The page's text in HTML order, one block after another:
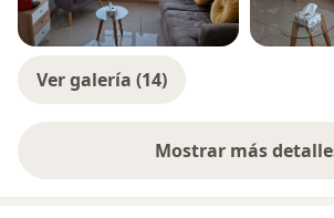
Ver galería (14)
Mostrar mássobre la